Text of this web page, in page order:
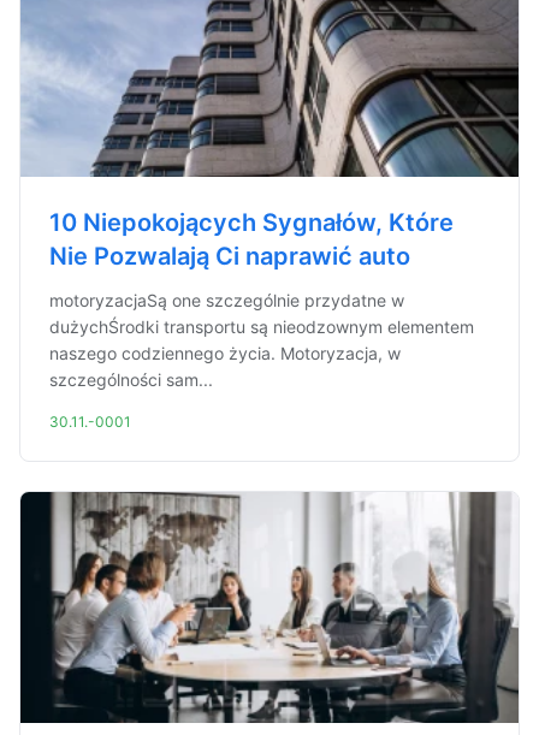
10 Niepokojących Sygnałów, Które
Nie Pozwalają Ci naprawić auto
motoryzacjaSą one szczególnie przydatne w
dużychŚrodki transportu są nieodzownym elementem
naszego codziennego życia. Motoryzacja, w
szczególności sam...
30.11.-0001